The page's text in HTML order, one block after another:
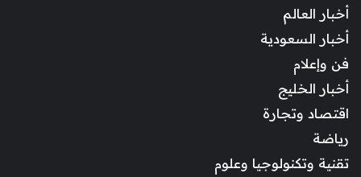
أخبار العالم
أخبار السعودية
فن وإعلام
أخبار الخليج
اقتصاد وتجارة
رياضة
تقنية وتكنولوجيا وعلوم